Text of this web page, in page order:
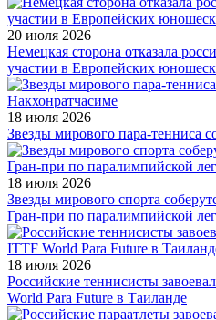
20 июля 2026
Немецкая сторона отказала
участии в Европейских
18 июля 2026
Звезды мирового пара-тенниса
18 июля 2026
Звезды мирового спорта
Гран-при по паралимпийской
18 июля 2026
Российские теннисисты
World Para Future в Таиланде